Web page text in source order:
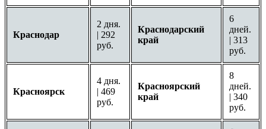
Краснодар
2 дня.
| 292
руб.
Краснодарский
край
6
дней.
| 313
руб.
Красноярск
4 дня.
| 469
руб.
Красноярский
край
8
дней.
| 340
руб.